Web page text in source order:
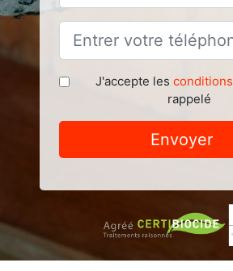
J'accepte les conditions
rappelé
Envoyer